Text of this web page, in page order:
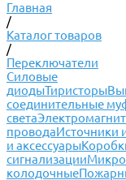
Главная
/
Каталог товаров
/
Переключатели
Силовые
диодыТиристоры
соединительные
света
проводаИсточники
и аксессуары
сигнализации
колодочные